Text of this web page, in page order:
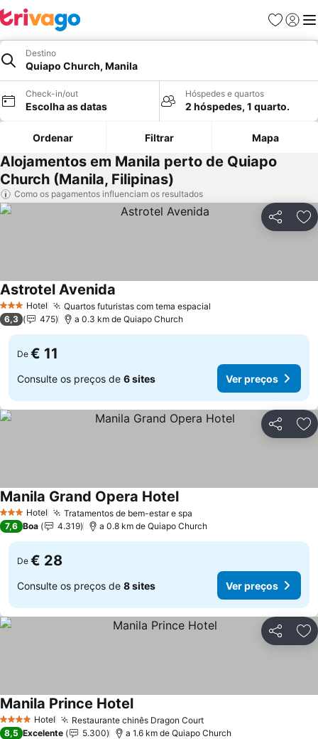
Favoritos
Iniciar
Destino
Quiapo Church, Manila
Check-in/out
Escolha as datas
Hóspedes e quartos
2 hóspedes, 1 quarto.
Ordenar Filtrar Mapa
Alojamentos em Manila perto de Quiapo
Church (Manila, Filipinas)
Como os pagamentos influenciam os resultados
Partilhar
3 EstrelasHotel Quartos futuristas com tema espacial
Astrotel Avenida
6,3 475 a 0.3 km de Quiapo Church
De € 11
Consulte os preços de 6 sites Ver preços
Partilhar
3 EstrelasHotel Tratamentos de bem-estar e spa
Manila Grand Opera Hotel
7,6 Boa 4.319 a 0.8 km de Quiapo Church
De € 28
Consulte os preços de 8 sites Ver preços
Partilhar
4 EstrelasHotel Restaurante chinês Dragon Court
Manila Prince Hotel
8,5 Excelente 5.300 a 1.6 km de Quiapo Church